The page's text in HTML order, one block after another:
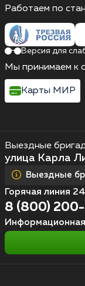
Выездные
улица Карла
Выездные
Горячая линия
8 (800)
Работаем по
Версия для
Мы принимаем к
Карты МИР